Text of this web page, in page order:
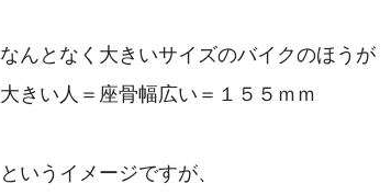
なんとなく大きいサイズのバイクのほうが
大きい人＝座骨幅広い＝１５５ｍｍ
というイメージですが、